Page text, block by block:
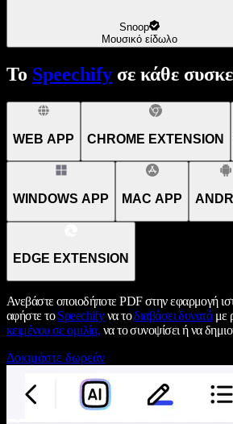
Snoop
Μουσικό είδωλο
Το Speechify σε κάθε
WEB APP CHROME EXTENSION
WINDOWS APP MAC APP
EDGE EXTENSION
Ανεβάστε οποιοδήποτε PDF στην εφαρμογή
αφήστε τοSpeechifyνα τοδιαβάσει δυνατάμε
κειμένου σε ομιλία, να το συνοψίσει ή να
Δοκιμάστε δωρεάν